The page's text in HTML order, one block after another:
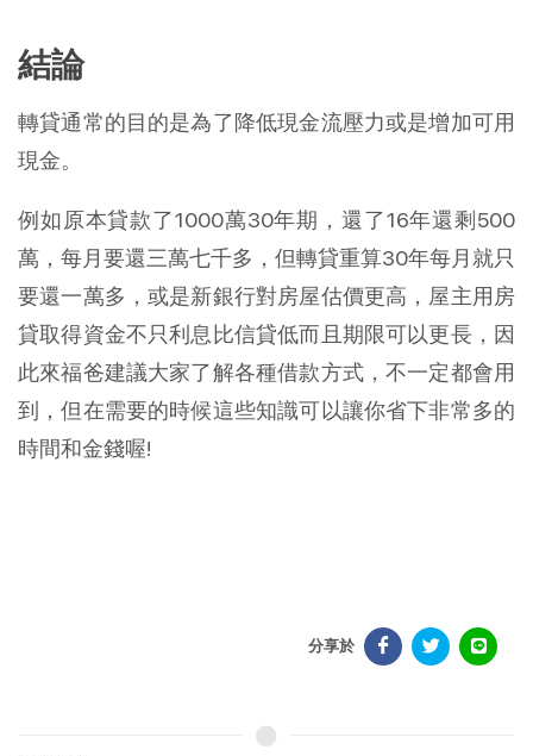
結論
轉貸通常的目的是為了降低現金流壓力或是增加可用
現金。
例如原本貸款了1000萬30年期，還了16年還剩500
萬，每月要還三萬七千多，但轉貸重算30年每月就只
要還一萬多，或是新銀行對房屋估價更高，屋主用房
貸取得資金不只利息比信貸低而且期限可以更長，因
此來福爸建議大家了解各種借款方式，不一定都會用
到，但在需要的時候這些知識可以讓你省下非常多的
時間和金錢喔!
分享於